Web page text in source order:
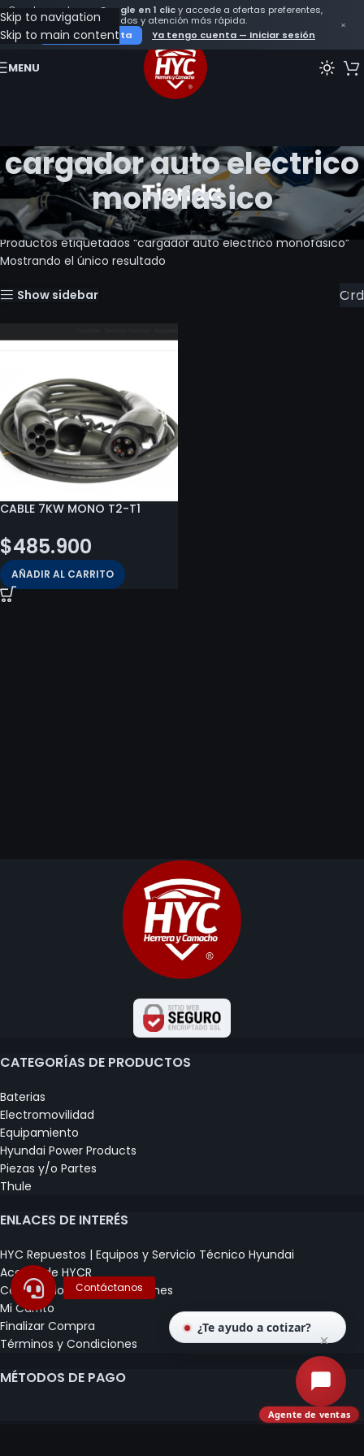
Crea tu cuenta con Google en 1 clicy accede a ofertas preferentes,
seguimiento de tus pedidos y atención más rápida.
Crear mi cuenta
Ya tengo cuenta — Iniciar sesión
×
Skip to navigation
Skip to main content
MENU
cargador auto electrico
monofasico
Inicio
Productos etiquetados “cargador auto electrico monofasico”
Mostrando el único resultado
Show sidebar
CABLE 7KW MONO T2-T1
$485.900
AÑADIR AL CARRITO
CATEGORÍAS DE PRODUCTOS
Baterias
Electromovilidad
Equipamiento
Hyundai Power Products
Piezas y/o Partes
Thule
ENLACES DE INTERÉS
HYC Repuestos | Equipos y Servicio Técnico Hyundai
Acerca de HYCR
Certificados y Capacitaciones
Mi Carrito
Finalizar Compra
Términos y Condiciones
MÉTODOS DE PAGO
© COMERCIALIZADORA E IMPORTADORA CLAUDIO
¿Te ayudo a cotizar?
Agente de ventas